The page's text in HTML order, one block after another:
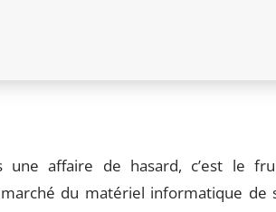
une affaire de hasard, c’est le
du matériel informatique de